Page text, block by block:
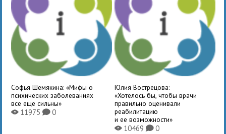
Софья Шемякина: «Мифы о
психических заболеваниях
все еще сильны»
X11975K0
Юлия Вострецова:
«Хотелось бы, чтобы врачи
правильно оценивали
реабилитацию
и ее возможности»
X10469 K0